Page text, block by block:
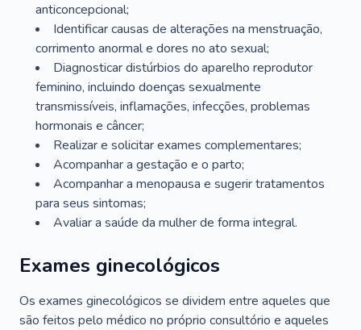
anticoncepcional;
Identificar causas de alterações na menstruação,
corrimento anormal e dores no ato sexual;
Diagnosticar distúrbios do aparelho reprodutor
feminino, incluindo doenças sexualmente
transmissíveis, inflamações, infecções, problemas
hormonais e câncer;
Realizar e solicitar exames complementares;
Acompanhar a gestação e o parto;
Acompanhar a menopausa e sugerir tratamentos
para seus sintomas;
Avaliar a saúde da mulher de forma integral.
Exames ginecológicos
Os exames ginecológicos se dividem entre aqueles que
são feitos pelo médico no próprio consultório e aqueles